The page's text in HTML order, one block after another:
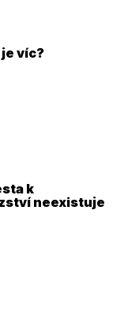
je víc?
k
neexistuje